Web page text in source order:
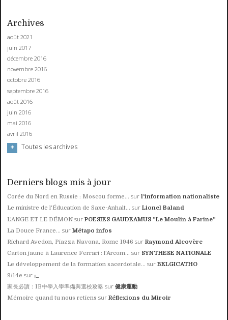
Archives
août 2021
juin 2017
décembre 2016
novembre 2016
octobre 2016
septembre 2016
août 2016
juin 2016
mai 2016
avril 2016
Toutes les archives
Derniers blogs mis à jour
Corée du Nord en Russie : Moscou forme... surl'information nationaliste
Le ministre de l'Éducation de Saxe-Anhalt... surLionel Baland
L'ANGE ET LE DÉMON surPOESIES GAUDEAMUS ”Le Moulin à Farine”
La Douce France... surMétapo infos
Richard Avedon, Piazza Navona, Rome 1946 surRaymond Alcovère
Carton jaune à Laurence Ferrari : l’Arcom... sur SYNTHESE NATIONALE
Le développement de la formation sacerdotale... surBELGICATHO
9/14e sur ;_
家長必讀：IB中學入學準備與選校攻略 sur健康運動
Mémoire quand tu nous retiens surRéflexions du Miroir